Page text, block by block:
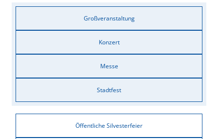
Großveranstaltung
Konzert
Messe
Stadtfest
Öffentliche Silvesterfeier